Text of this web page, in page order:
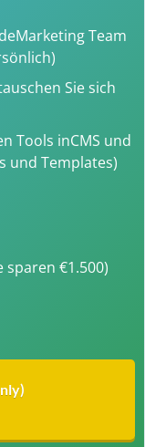
Team
Sie sich
Tools inCMS und
und Templates)
sparen €1.500)